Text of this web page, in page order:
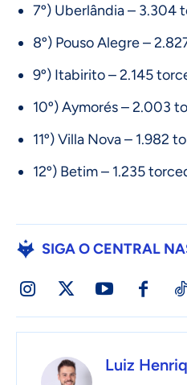
7º) Uberlândia – 3.304
8º) Pouso Alegre –
9º) Itabirito – 2.145
10º) Aymorés – 2.003
11º) Villa Nova – 1.982
12º) Betim – 1.235
SIGA O CENTRAL
Luiz